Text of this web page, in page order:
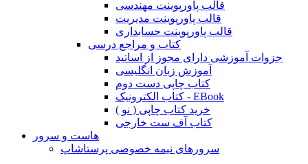
قالب پاورپوینت مهندسی
قالب پاورپوینت مدیریت
قالب پاورپوینت حسابداری
کتاب و مراجع درسی
جزوات آموزشی دارای مجوز از اساتید
آموزش زبان انگلیسی
کتاب چاپی دست دوم
کتاب الکترونیک - EBook
خرید کتاب چاپی ( نو )
کتاب آف ست خارجی
هاست و سرور
سرورهای نیمه خصوصی پرستاشاپ